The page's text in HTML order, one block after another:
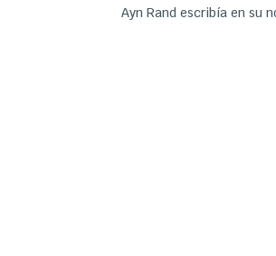
Ayn Rand escribía en su